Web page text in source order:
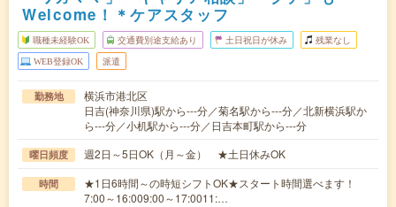
Welcome！＊ケアスタッフ
職種未経験OK 交通費別途支給あり 土日祝日が休み 残業なし
WEB登録OK 派遣
勤務地
横浜市港北区
日吉(神奈川県)駅から---分／菊名駅から---分／北新横浜駅か
ら---分／小机駅から---分／日吉本町駅から---分
曜日頻度 週2日～5日OK（月～金） ★土日休みOK
時間
★1日6時間～の時短シフトOK★スタート時間選べます！
7:00～16:009:00～17:0011:…